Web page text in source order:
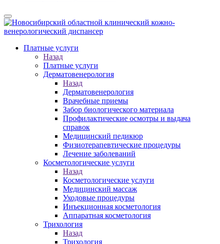
Платные услуги
Назад
Платные услуги
Дерматовенерология
Назад
Дерматовенерология
Врачебные приемы
Забор биологического материала
Профилактические осмотры и выдача
справок
Медицинский педикюр
Физиотерапевтические процедуры
Лечение заболеваний
Косметологические услуги
Назад
Косметологические услуги
Медицинский массаж
Уходовые процедуры
Инъекционная косметология
Аппаратная косметология
Трихология
Назад
Трихология